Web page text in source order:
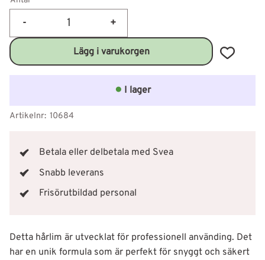
+
-
Lägg till
I lager
Artikelnr 10684
Detta hårlim är utvecklat för professionell använding. Det
har en unik formula som är perfekt för snyggt och säkert
Betala eller delbetala med Svea
Snabb leverans
Frisörutbildad personal